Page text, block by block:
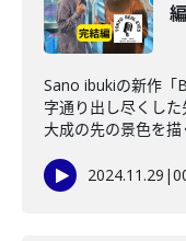
Sano ibukiの新作「
字通り出し尽くし
大成の先の景色を
2024.11.29 |